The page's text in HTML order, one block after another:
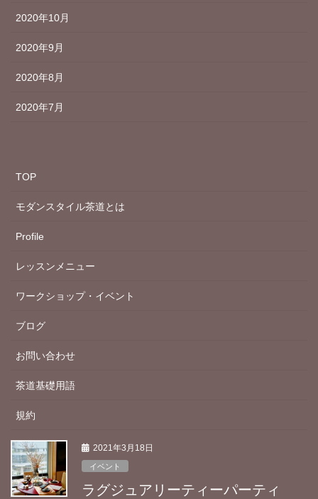
2020年10月
2020年9月
2020年8月
2020年7月
TOP
モダンスタイル茶道とは
Profile
レッスンメニュー
ワークショップ・イベント
ブログ
お問い合わせ
茶道基礎用語
規約
2021年3月18日
イベント
ラグジュアリーティーパーティ